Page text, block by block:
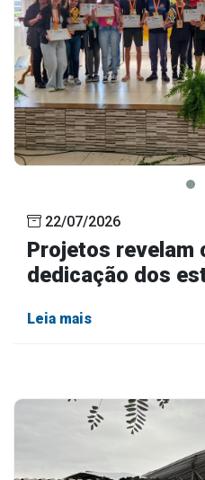
22/07/2026
Projetos revelam
dedicação dos
Leia mais